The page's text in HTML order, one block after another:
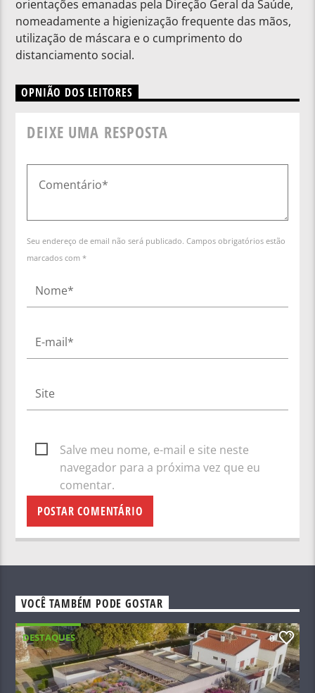
orientações emanadas pela Direção Geral da Saúde,
nomeadamente a higienização frequente das mãos,
utilização de máscara e o cumprimento do
distanciamento social.
OPNIÃO DOS LEITORES
DEIXE UMA RESPOSTA
Seu endereço de email não será publicado. Campos obrigatórios estão
marcados com *
Salve meu nome, e-mail e site neste
navegador para a próxima vez que eu
comentar.
VOCÊ TAMBÉM PODE GOSTAR
DESTAQUES 0